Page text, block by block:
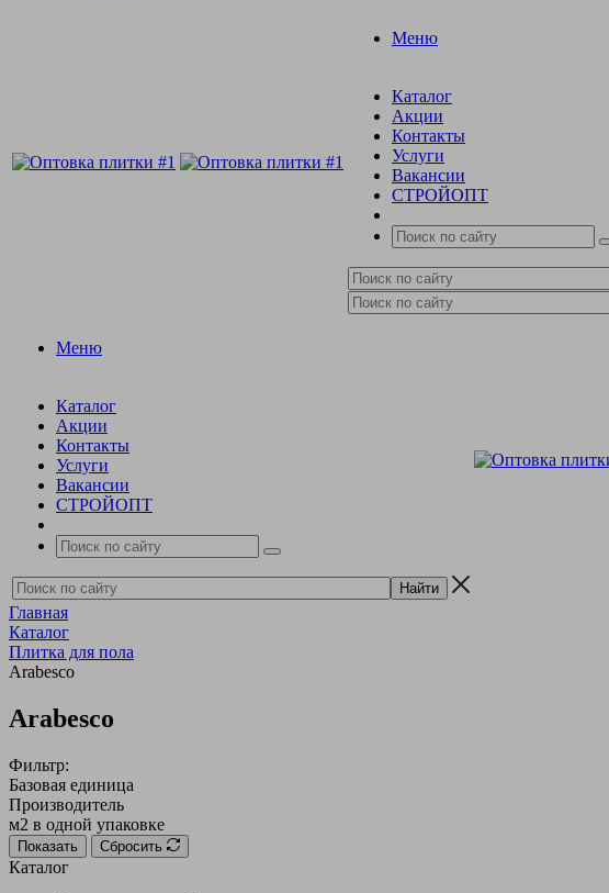
Меню
Каталог
Акции
Контакты
Услуги
Вакансии
СТРОЙОПТ
Меню
Каталог
Акции
Контакты
Услуги
Вакансии
СТРОЙОПТ
Главная
Каталог
Плитка для пола
Arabesco
Arabesco
Фильтр:
Базовая единица
Производитель
м2 в одной упаковке
Показать Сбросить
Каталог